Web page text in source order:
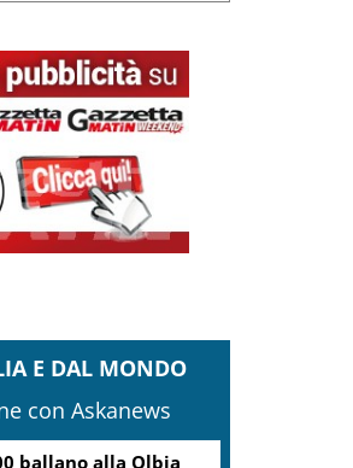
E DAL MONDO
con Askanews
ballano alla Olbia